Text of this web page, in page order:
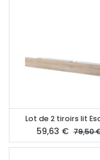
Lot de 2 tiroirs lit
59,63 € 79,50